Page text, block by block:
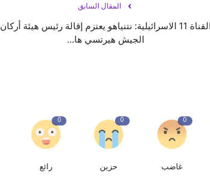
المقال السابق
القناة 11 الاسرائيلية: ⁧‫نتنياهو‬⁩ يعتزم إقالة رئيس هيئة أركان
الجيش هيرتسي ⁧‫ها...
0
غاضب
0
حزين
0
رائع